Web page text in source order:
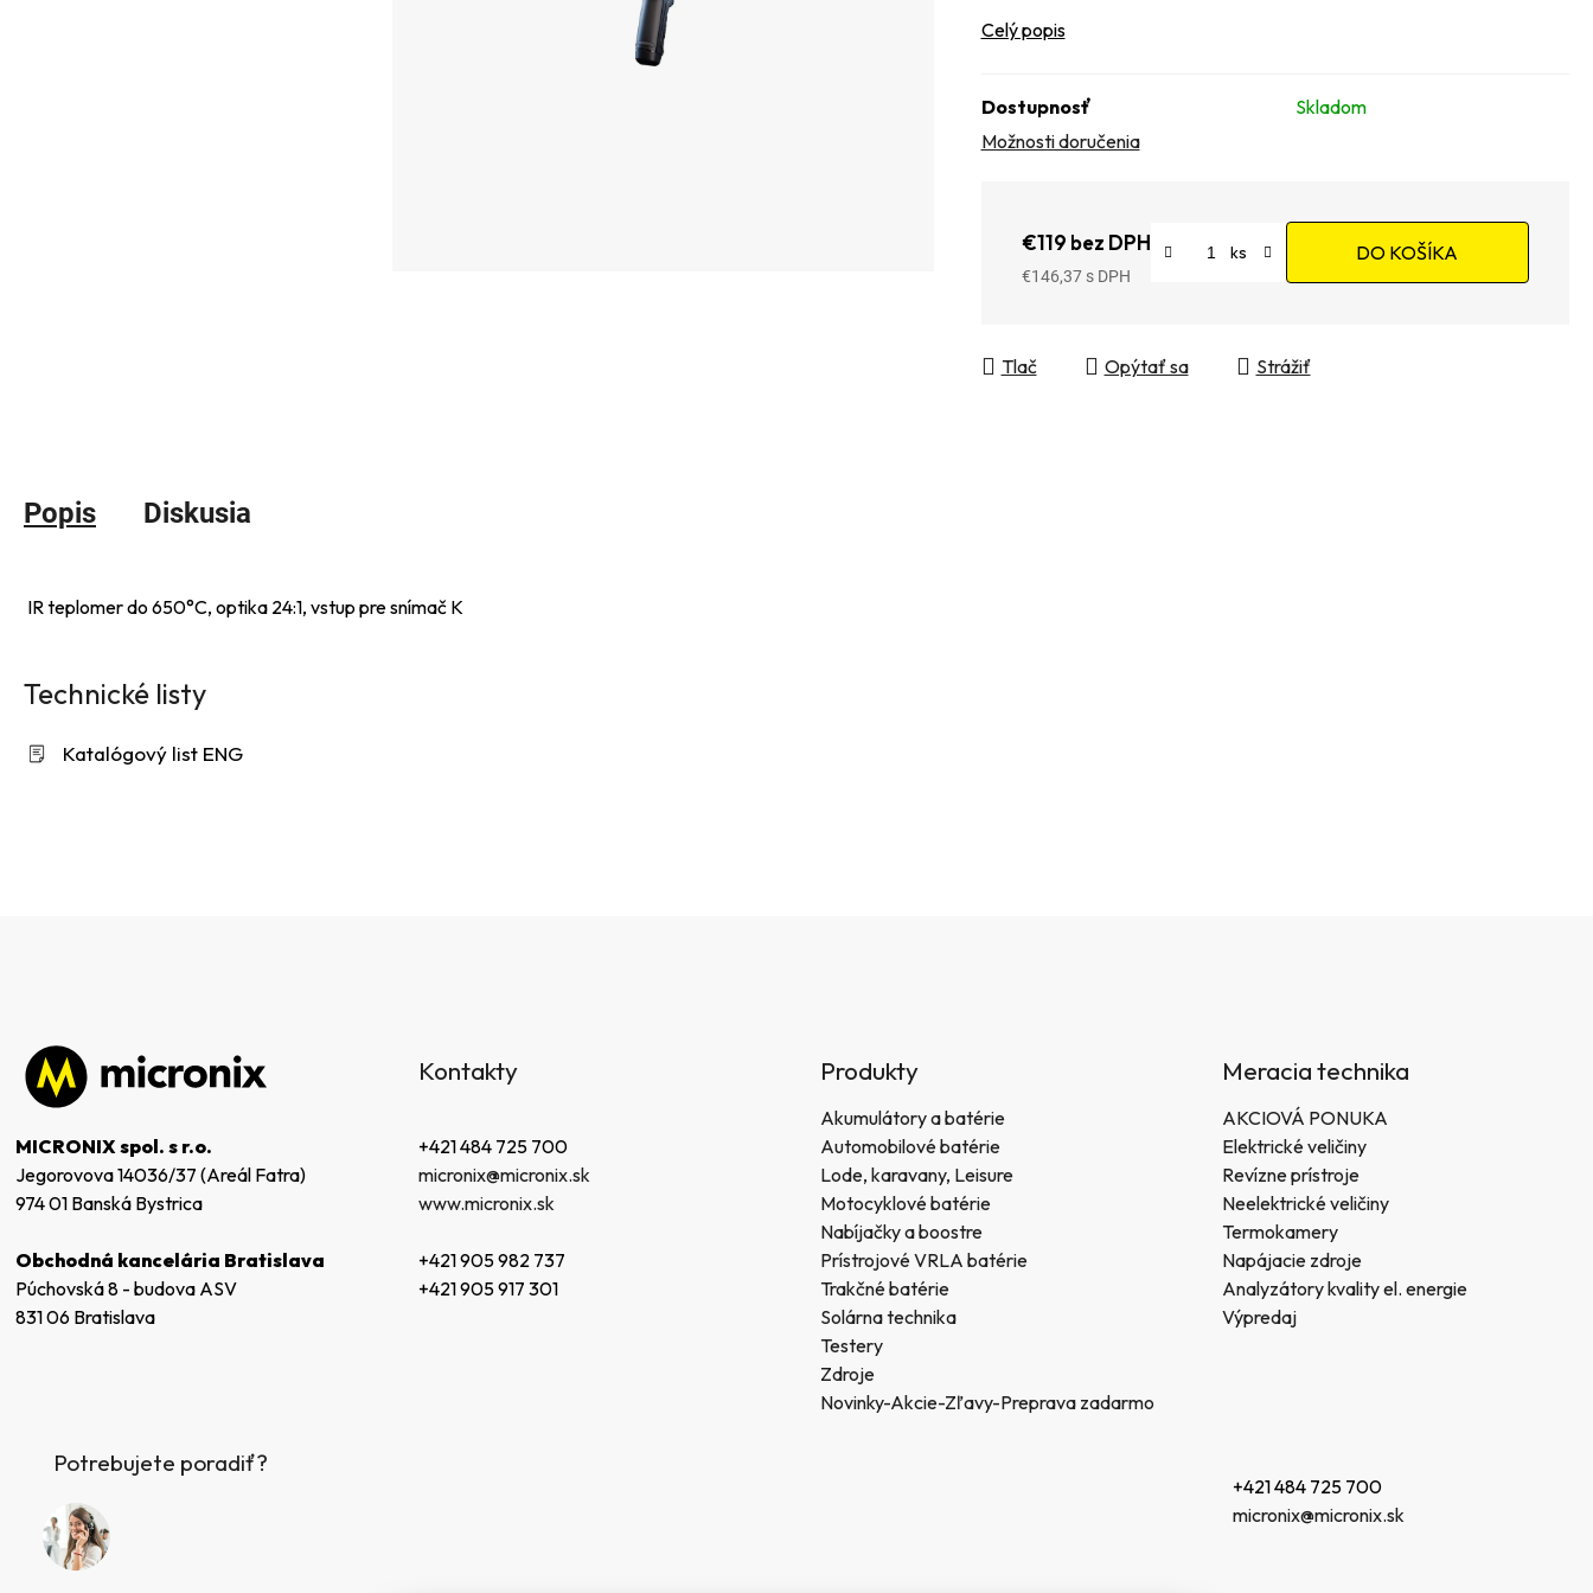
Celý popis
Dostupnosť
Skladom
Možnosti doručenia
€119 bez DPH
€146,37
DO KOŠÍKA
Tlač Opýtať sa Strážiť
Popis Diskusia
IR teplomer do 650°C, optika 24:1, vstup pre snímač K
Technické listy
Katalógový list ENG
MICRONIX spol. s r.o.
Jegorovova 14036/37 (Areál Fatra)
974 01 Banská Bystrica
Obchodná kancelária Bratislava
Púchovská 8 - budova ASV
831 06 Bratislava
Kontakty
+421 484 725 700
micronix@micronix.sk
www.micronix.sk
+421 905 982 737
+421 905 917 301
Produkty
Akumulátory a batérie
Automobilové batérie
Lode, karavany, Leisure
Motocyklové batérie
Nabíjačky a boostre
Prístrojové VRLA batérie
Trakčné batérie
Solárna technika
Testery
Zdroje
Novinky-Akcie-Zľavy-Preprava zadarmo
Meracia technika
AKCIOVÁ PONUKA
Elektrické veličiny
Revízne prístroje
Neelektrické veličiny
Termokamery
Napájacie zdroje
Analyzátory kvality el. energie
Výpredaj
Potrebujete poradiť?
+421 484 725 700
micronix@micronix.sk